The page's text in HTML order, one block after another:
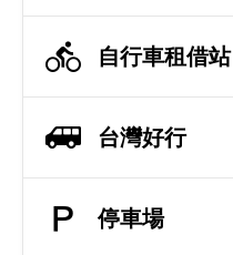
自行車租借站
台灣好行
停車場